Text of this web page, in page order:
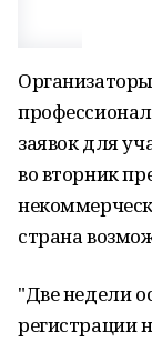
заявок для
во вторник
страна
"Две недели
регистрации